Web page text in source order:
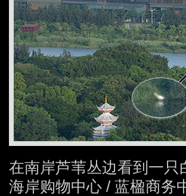
在南岸芦苇丛边看到一只
海岸购物中心 / 蓝楹商务